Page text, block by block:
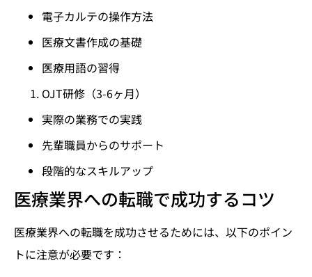
電子カルテの操作方法
医療文書作成の基礎
医療用語の習得
OJT研修（3-6ヶ月）
実際の業務での実践
先輩職員からのサポート
段階的なスキルアップ
医療業界への転職で成功するコツ
医療業界への転職を成功させるためには、以下のポイン
トに注意が必要です：